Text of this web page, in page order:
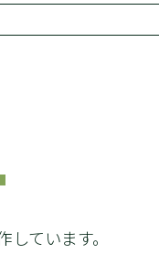
ています。